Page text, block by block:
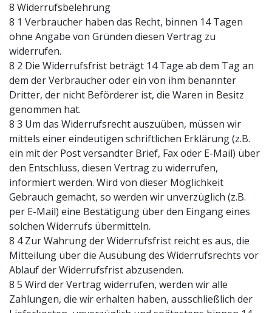
8 Widerrufsbelehrung
8 1 Verbraucher haben das Recht, binnen 14 Tagen
ohne Angabe von Gründen diesen Vertrag zu
widerrufen.
8 2 Die Widerrufsfrist beträgt 14 Tage ab dem Tag an
dem der Verbraucher oder ein von ihm benannter
Dritter, der nicht Beförderer ist, die Waren in Besitz
genommen hat.
8 3 Um das Widerrufsrecht auszuüben, müssen wir
mittels einer eindeutigen schriftlichen Erklärung (z.B.
ein mit der Post versandter Brief, Fax oder E-Mail) über
den Entschluss, diesen Vertrag zu widerrufen,
informiert werden. Wird von dieser Möglichkeit
Gebrauch gemacht, so werden wir unverzüglich (z.B.
per E-Mail) eine Bestätigung über den Eingang eines
solchen Widerrufs übermitteln.
8 4 Zur Wahrung der Widerrufsfrist reicht es aus, die
Mitteilung über die Ausübung des Widerrufsrechts vor
Ablauf der Widerrufsfrist abzusenden.
8 5 Wird der Vertrag widerrufen, werden wir alle
Zahlungen, die wir erhalten haben, ausschließlich der